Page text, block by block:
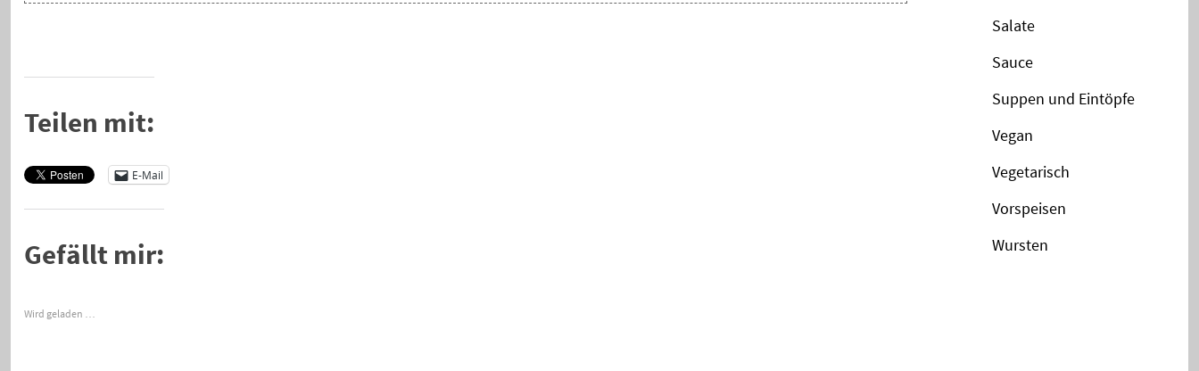
Teilen mit:
E-Mail
Gefällt mir:
Wird geladen …
Salate
Sauce
Suppen und Eintöpfe
Vegan
Vegetarisch
Vorspeisen
Wursten